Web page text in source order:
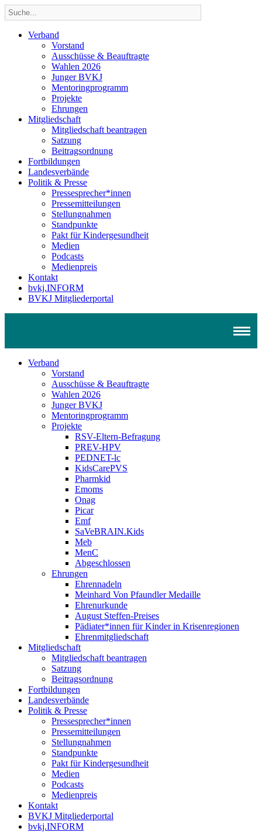
Verband
Vorstand
Ausschüsse & Beauftragte
Wahlen 2026
Junger BVKJ
Mentoringprogramm
Projekte
Ehrungen
Mitgliedschaft
Mitgliedschaft beantragen
Satzung
Beitragsordnung
Fortbildungen
Landesverbände
Politik & Presse
Pressesprecher*innen
Pressemitteilungen
Stellungnahmen
Standpunkte
Pakt für Kindergesundheit
Medien
Podcasts
Medienpreis
Kontakt
bvkj.INFORM
BVKJ Mitgliederportal
Verband
Vorstand
Ausschüsse & Beauftragte
Wahlen 2026
Junger BVKJ
Mentoringprogramm
Projekte
RSV-Eltern-Befragung
PREV-HPV
PEDNET-lc
KidsCarePVS
Pharmkid
Emoms
Onag
Picar
Emf
SaVeBRAIN.Kids
Meb
MenC
Abgeschlossen
Ehrungen
Ehrennadeln
Meinhard Von Pfaundler Medaille
Ehrenurkunde
August Steffen-Preises
Pädiater*innen für Kinder in Krisenregionen
Ehrenmitgliedschaft
Mitgliedschaft
Mitgliedschaft beantragen
Satzung
Beitragsordnung
Fortbildungen
Landesverbände
Politik & Presse
Pressesprecher*innen
Pressemitteilungen
Stellungnahmen
Standpunkte
Pakt für Kindergesundheit
Medien
Podcasts
Medienpreis
Kontakt
BVKJ Mitgliederportal
bvkj.INFORM